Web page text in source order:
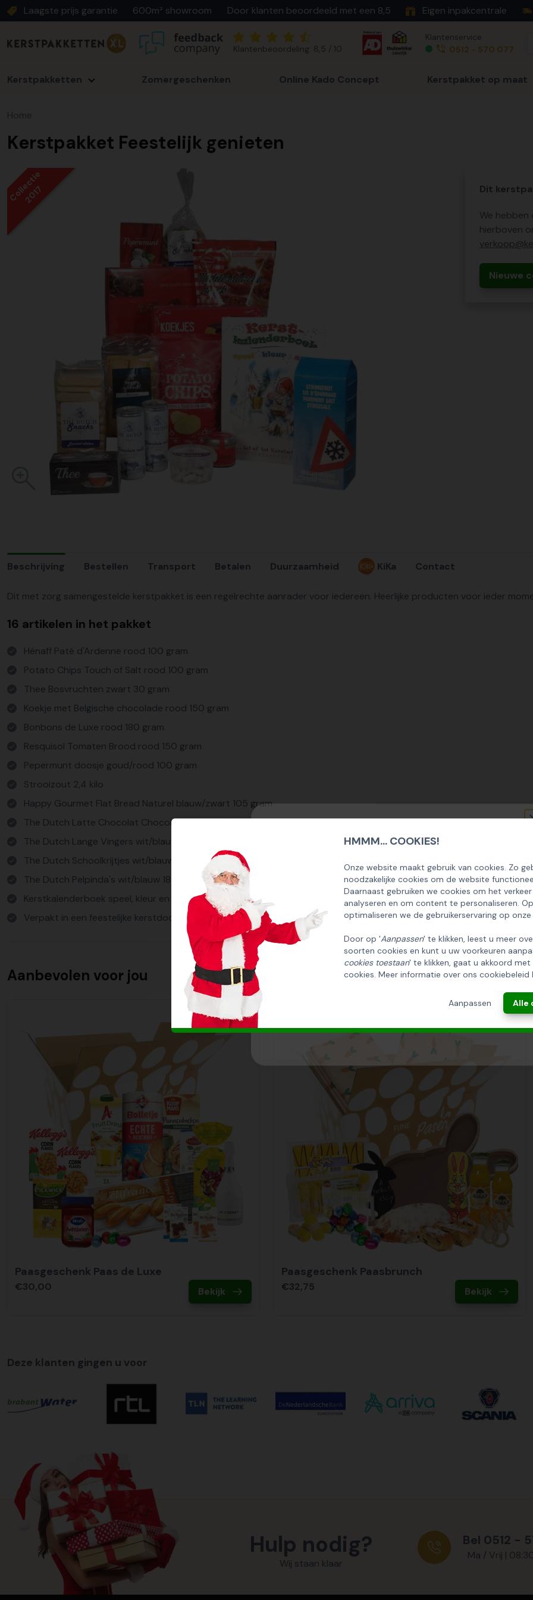
HMMM... COOKIES!
Onze website maakt gebruik van cookies. Zo
noodzakelijke cookies om de website
Daarnaast gebruiken we cookies om het
analyseren en om content te personaliseren.
optimaliseren we de gebruikerservaring op onze
Door op 'Aanpassen' te klikken, leest u meer
soorten cookies en kunt u uw voorkeuren
cookies toestaan' te klikken, gaat u akkoord
cookies. Meer informatie over ons cookiebeleid
Aanpassen Alle
Laagste prijs garantie 600m² showroom Door klanten beoordeeld met een 8,5 Eigen inpakcentrale
Klantenbeoordeling: 8,5 / 10
Klantenservice
0512 - 570 077
Kerstpakketten Zomergeschenken Online Kado Concept Kerstpakket op maat
Kerstpakket Feestelijk genieten
Collectie
2017 Dit
We
hierboven
Nieuwe
Beschrijving Bestellen Transport Betalen Duurzaamheid KiKa Contact
Dit met zorg samengestelde kerstpakket is een regelrechte aanrader voor iedereen. Heerlijke producten voor ieder
16 artikelen in het pakket
Hénaff Paté d'Ardenne rood 100 gram
Potato Chips Touch of Salt rood 100 gram
Thee Bosvruchten zwart 30 gram
Koekje met Belgische chocolade rood 150 gram
Bonbons de Luxe rood 180 gram
Resquisol Tomaten Brood rood 150 gram
Pepermunt doosje goud/rood 100 gram
Strooizout 2,4 kilo
Happy Gourmet Flat Bread Naturel blauw/zwart 105 gram
The Dutch Latte Chocolat Chocolademelk wit/blauw 250 ml, 2 st
The Dutch Lange Vingers wit/blauw 125 gram
The Dutch Schoolkrijtjes wit/blauw 120 gram
The Dutch Pelpinda's wit/blauw 180 gram
Kerstkalenderboek speel, kleur en zing
Verpakt in een feestelijke kerstdoos
Aanbevolen voor jou
Paasgeschenk Paas de Luxe
€30,00 Bekijk
Paasgeschenk Paasbrunch
€32,75 Bekijk
Deze klanten gingen u voor
Hulp nodig?
Wij staan klaar
Bel 0512 -
Ma / Vrij |
EN ONTVANG 5% KORTING OP DE
HUISCOLLECTIE KERSTPAKKETTEN
Email
INSCHRIJVEN!